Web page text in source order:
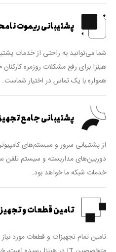
پشتیبانی ریموت
شما می‌توانید به راحتی از خدمات
هینزا برای رفع مشکلات روزمره
همواره با یک تماس در اختیار شماست.
پشتیبانی جامع
از پشتیبانی سرور و سیستم‌های
دوربین‌های مداربسته و سیستم
خدمات شبکه ما خواهد بود.
تامین قطعات و